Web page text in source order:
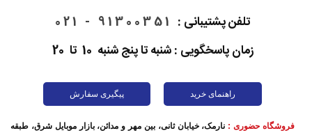
تلفن پشتیبانی : 91300351 - 021
زمان پاسخگویی : شنبه تا پنج شنبه 10 تا 20
راهنمای خرید پیگیری سفارش
فروشگاه حضوری : نارمک، خیابان ثانی، بین مهر و مدائن، بازار موبایل شرق، طبقه